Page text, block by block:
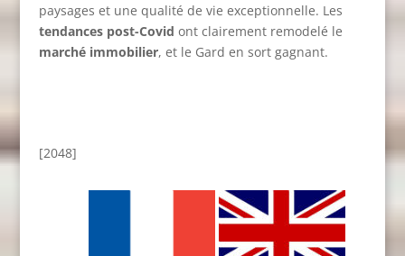
paysages et une qualité de vie exceptionnelle. Les
tendances post-Covid ont clairement remodelé le
marché immobilier, et le Gard en sort gagnant.
[2048]